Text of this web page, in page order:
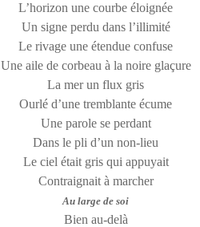
L’horizon une courbe éloignée
Un signe perdu dans l’illimité
Le rivage une étendue confuse
Une aile de corbeau à la noire glaçure
La mer un flux gris
Ourlé d’une tremblante écume
Une parole se perdant
Dans le pli d’un non-lieu
Le ciel était gris qui appuyait
Contraignait à marcher
Au large de soi
Bien au-delà